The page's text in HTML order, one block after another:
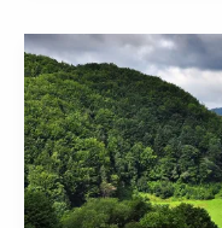
powodzi